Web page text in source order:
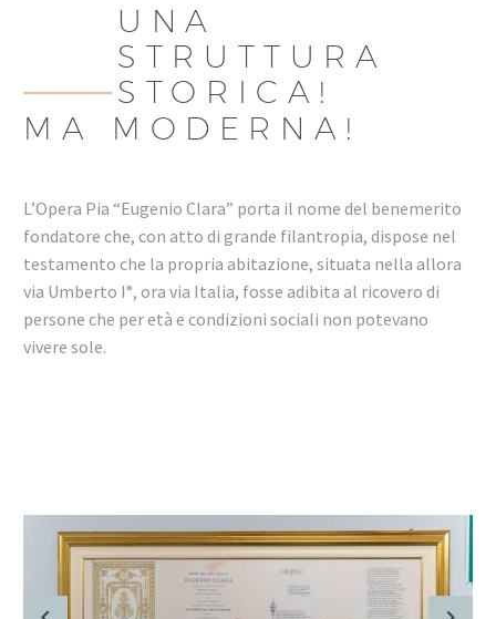
UNA
STRUTTURA
STORICA!
MA MODERNA!
L’Opera Pia “Eugenio Clara” porta il nome del benemerito
fondatore che, con atto di grande filantropia, dispose nel
testamento che la propria abitazione, situata nella allora
via Umberto I°, ora via Italia, fosse adibita al ricovero di
persone che per età e condizioni sociali non potevano
vivere sole.